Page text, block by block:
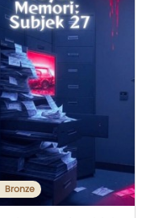
Bronze